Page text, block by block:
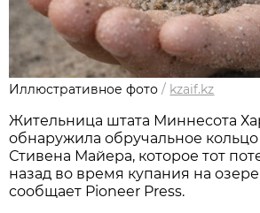
Иллюстративное фото / kzaif.kz
Жительница штата Миннесота
обнаружила обручальное кольцо
Стивена Майера, которое тот
назад во время купания на
сообщает Pioneer Press.